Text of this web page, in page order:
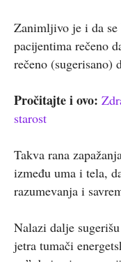
Zanimljivo je i da
pacijentima rečeno
rečeno (sugerisano)
Pročitajte i ovo:
starost
Takva rana
između uma i tela,
razumevanja i
Nalazi dalje
jetra tumači